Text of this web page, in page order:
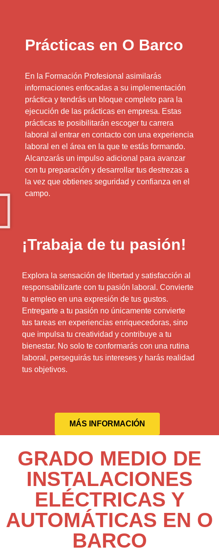
Prácticas en O Barco
En la Formación Profesional asimilarás
informaciones enfocadas a su implementación
práctica y tendrás un bloque completo para la
ejecución de las prácticas en empresa. Estas
prácticas te posibilitarán escoger tu carrera
laboral al entrar en contacto con una experiencia
laboral en el área en la que te estás formando.
Alcanzarás un impulso adicional para avanzar
con tu preparación y desarrollar tus destrezas a
la vez que obtienes seguridad y confianza en el
campo.
¡Trabaja de tu pasión!
Explora la sensación de libertad y satisfacción al
responsabilizarte con tu pasión laboral. Convierte
tu empleo en una expresión de tus gustos.
Entregarte a tu pasión no únicamente convierte
tus tareas en experiencias enriquecedoras, sino
que impulsa tu creatividad y contribuye a tu
bienestar. No solo te conformarás con una rutina
laboral, perseguirás tus intereses y harás realidad
tus objetivos.
MÁS INFORMACIÓN
GRADO MEDIO DE
INSTALACIONES
ELÉCTRICAS Y
AUTOMÁTICAS EN O
BARCO